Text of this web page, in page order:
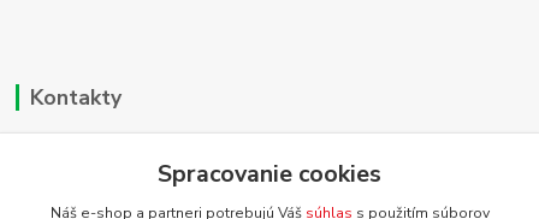
Kontakty
+421 911 990 200Spracovanie cookies
Náš e-shop a partneri potrebujú Váš súhlas s použitím súborov